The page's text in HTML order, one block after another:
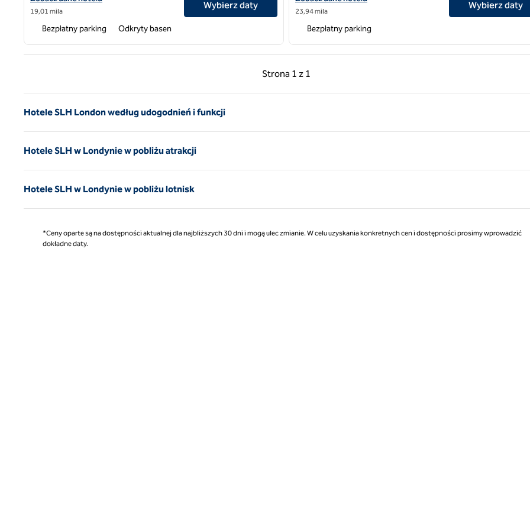
19,01 mila
Wybierz daty
Bezpłatny parking Odkryty basen
23,94 mila
Wybierz daty
Bezpłatny parking
Strona 1 z 1
Poprzednia strona, 1 z 1
Strona 1 z 1
Hotele SLH London według udogodnień i funkcji
Hotele SLH w Londynie w pobliżu atrakcji
Hotele SLH w Londynie w pobliżu lotnisk
*Ceny oparte są na dostępności aktualnej dla najbliższych 30 dni i mogą ulec zmianie. W celu uzyskania konkretnych cen i dostępności prosimy wprowadzić
dokładne daty.